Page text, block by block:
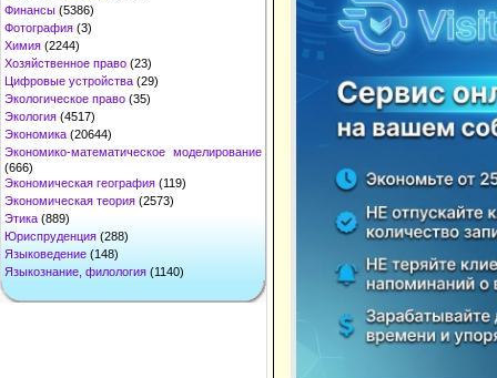
Финансы (5386)
Фотография (3)
Химия (2244)
Хозяйственное право (23)
Цифровые устройства (29)
Экологическое право (35)
Экология (4517)
Экономика (20644)
Экономико-математическое моделирование
(666)
Экономическая география (119)
Экономическая теория (2573)
Этика (889)
Юриспруденция (288)
Языковедение (148)
Языкознание, филология (1140)